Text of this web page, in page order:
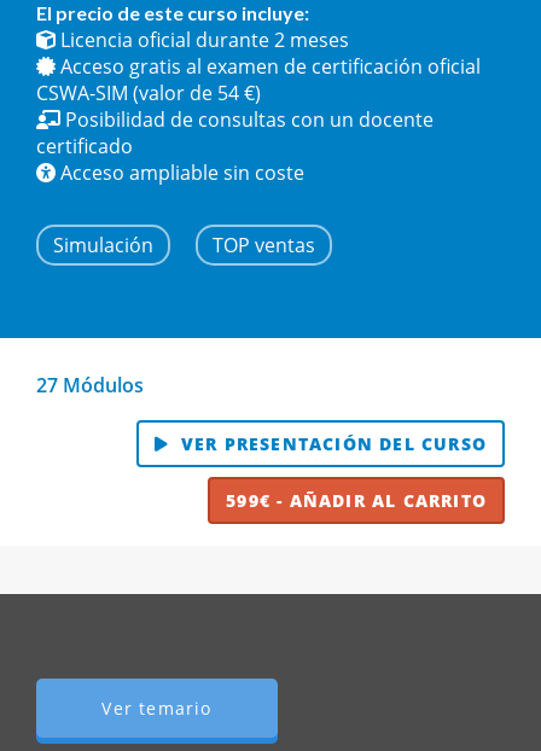
El precio de este curso incluye:
Licencia oficial durante 2 meses
Acceso gratis al examen de certificación oficial
CSWA-SIM (valor de 54 €)
Posibilidad de consultas con un docente
certificado
Acceso ampliable sin coste
Simulación TOP ventas
27 Módulos
VER PRESENTACIÓN DEL CURSO
599€ - AÑADIR AL CARRITO
Ver temario